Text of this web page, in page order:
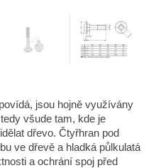
jsou hojně využívány
všude tam, kde je
dřevo. Čtyřhran pod
ve dřevě a hladká půlkulatá
a ochrání spoj před